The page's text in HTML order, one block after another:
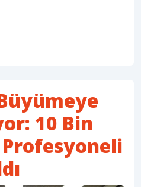
10 Bin
Profesyoneli